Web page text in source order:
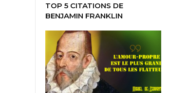
TOP 5 CITATIONS DE
BENJAMIN FRANKLIN